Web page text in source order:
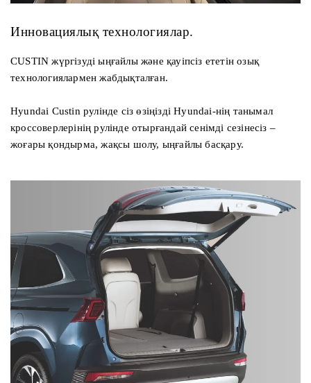
Инновациялық технологиялар.
CUSTIN жүргізуді ыңғайлы және қауіпсіз ететін озық
технологиялармен жабдықталған.
Hyundai Custin рулінде сіз өзіңізді Hyundai-нің танымал
кроссоверлерінің рулінде отырғандай сенімді сезінесіз –
жоғары қондырма, жақсы шолу, ыңғайлы басқару.